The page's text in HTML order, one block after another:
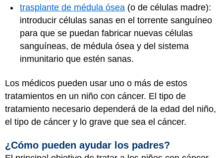
trasplante de médula ósea (o de células madre):
introducir células sanas en el torrente sanguíneo
para que se puedan fabricar nuevas células
sanguíneas, de médula ósea y del sistema
inmunitario que estén sanas.
Los médicos pueden usar uno o más de estos
tratamientos en un niño con cáncer. El tipo de
tratamiento necesario dependerá de la edad del niño,
el tipo de cáncer y lo grave que sea el cáncer.
¿Cómo pueden ayudar los padres?